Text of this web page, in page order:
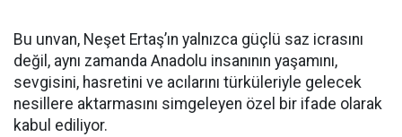
Bu unvan, Neşet Ertaş’ın yalnızca güçlü saz icrasını
değil, aynı zamanda Anadolu insanının yaşamını,
sevgisini, hasretini ve acılarını türküleriyle gelecek
nesillere aktarmasını simgeleyen özel bir ifade olarak
kabul ediliyor.